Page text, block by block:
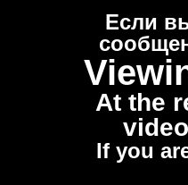
Если
At the
If you